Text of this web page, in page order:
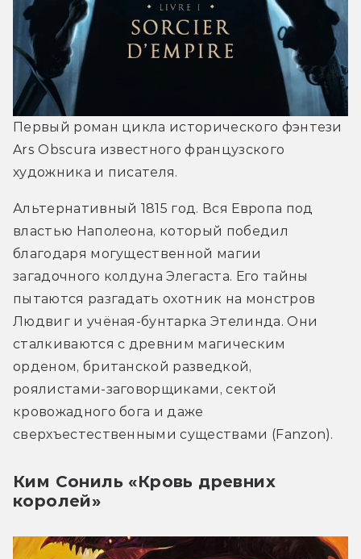
Первый роман цикла исторического фэнтези
Ars Obscura известного французского
художника и писателя.
Альтернативный 1815 год. Вся Европа под
властью Наполеона, который победил
благодаря могущественной магии
загадочного колдуна Элегаста. Его тайны
пытаются разгадать охотник на монстров
Людвиг и учёная-бунтарка Этелинда. Они
сталкиваются с древним магическим
орденом, британской разведкой,
роялистами-заговорщиками, сектой
кровожадного бога и даже
сверхъестественными существами (Fanzon).
Ким Сониль «Кровь древних
королей»